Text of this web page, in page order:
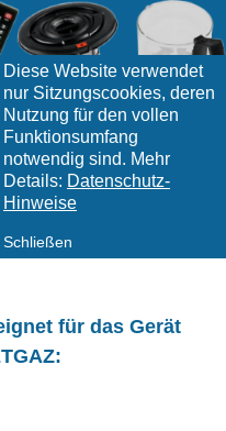
Diese Website verwendet
nur Sitzungscookies, deren
Nutzung für den vollen
Funktionsumfang
notwendig sind. Mehr
Details: Datenschutz-
Hinweise
Schließen
/ JETGAZ
Gas - Herd
für das Gerät
: